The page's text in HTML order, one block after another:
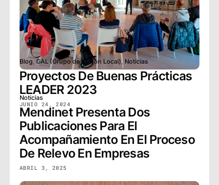
Noticias
Mendinet Presenta Dos
Publicaciones Para El
Acompañamiento En El Proceso
De Relevo En Empresas
ABRIL 3, 2025